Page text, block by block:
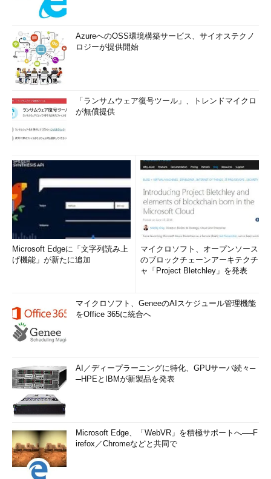
AzureへのOSS環境構築サービス、サイオステクノ
ロジーが提供開始
「ランサムウェア復号ツール」、トレンドマイクロ
が無償提供
Microsoft Edgeに「文字列読み上
げ機能」が新たに追加
マイクロソフト、オープンソース
のブロックチェーンアーキテクチ
ャ「Project Bletchley」を発表
マイクロソフト、GeneeのAIスケジュール管理機能
をOffice 365に統合へ
AI／ディープラーニングに特化、GPUサーバ続々─
─HPEとIBMが新製品を発表
Microsoft Edge、「WebVR」を積極サポートへ──F
irefox／Chromeなどと共同で